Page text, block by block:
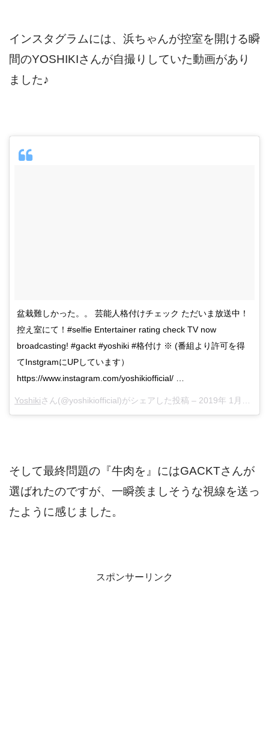
インスタグラムには、浜ちゃんが控室を開ける瞬
間のYOSHIKIさんが自撮りしていた動画があり
ました♪
盆栽難しかった。。 芸能人格付けチェック ただいま放送中！
控え室にて！#selfie Entertainer rating check TV now
broadcasting! #gackt #yoshiki #格付け ※ (番組より許可を得
てInstgramにUPしています）
https://www.instagram.com/yoshikiofficial/ …
Yoshikiさん(@yoshikiofficial)がシェアした投稿 – 2019年 1月月1日午前3時36分PST
そして最終問題の『牛肉を』にはGACKTさんが
選ばれたのですが、一瞬羨ましそうな視線を送っ
たように感じました。
スポンサーリンク